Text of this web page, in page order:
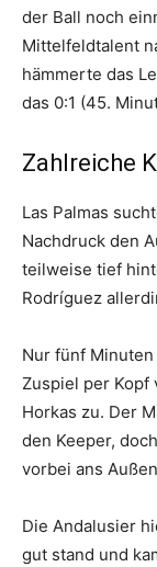
der Ball noch
Mittelfeldtalent
hämmerte das
das 0:1 (45.
Zahlreiche
Las Palmas
Nachdruck den
teilweise tief
Rodríguez
Nur fünf
Zuspiel per
Horkas zu. Der
den Keeper,
vorbei ans
Die Andalusier
gut stand und